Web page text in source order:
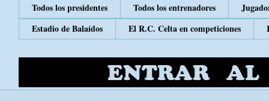
Todos los presidentes Todos los entrenadores
Estadio de Balaídos
El R.C. Celta en competiciones